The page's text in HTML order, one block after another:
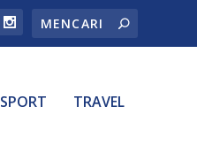
SPORT TRAVEL